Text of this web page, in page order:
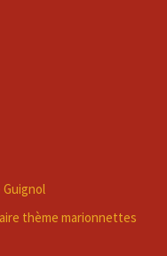
thème marionnettes